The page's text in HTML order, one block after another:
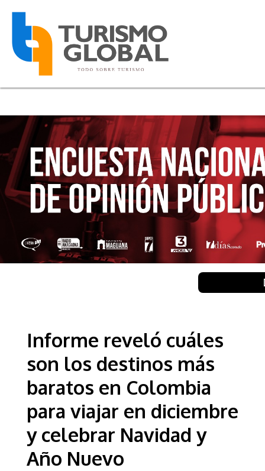
Informe reveló cuáles
son los destinos más
baratos en Colombia
para viajar en diciembre
y celebrar Navidad y
Año Nuevo